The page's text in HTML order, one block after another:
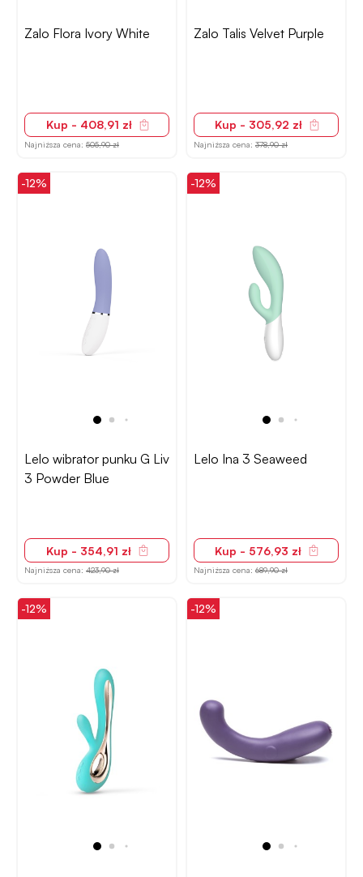
Zalo Flora Ivory White
Kup - 408,91 zł
Najniższa cena: 505,90 zł
Zalo Talis Velvet Purple
Kup - 305,92 zł
Najniższa cena: 378,90 zł
-12%
Lelo wibrator punku G Liv
3 Powder Blue
Kup - 354,91 zł
Najniższa cena: 423,90 zł
-12%
Lelo Ina 3 Seaweed
Kup - 576,93 zł
Najniższa cena: 689,90 zł
-12% -12%